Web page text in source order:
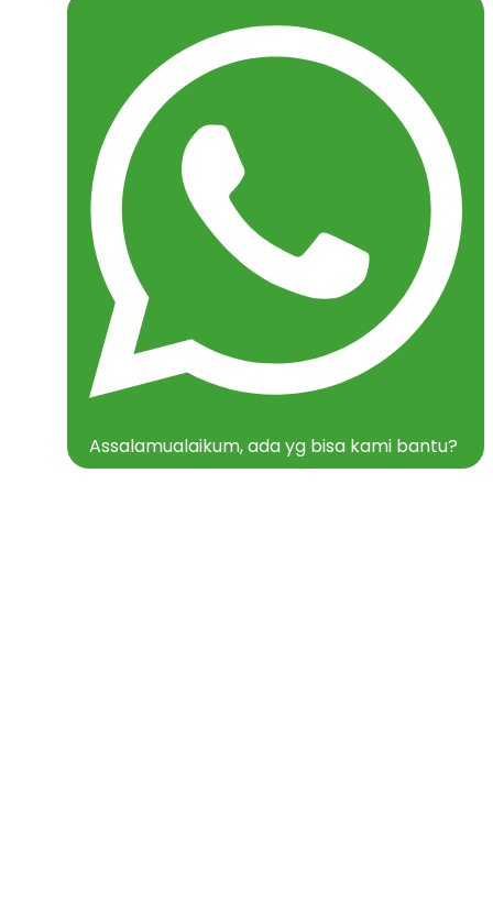
Assalamualaikum, ada yg bisa kami bantu?